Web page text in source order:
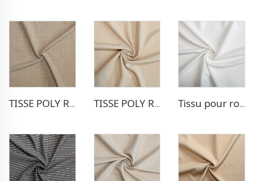
TISSE POLY RAYON POUR PANTALONS EXTENSIBLE TISSE POLY RAYON POUR BLAZER Tissu pour robe extensible Poly Rayon